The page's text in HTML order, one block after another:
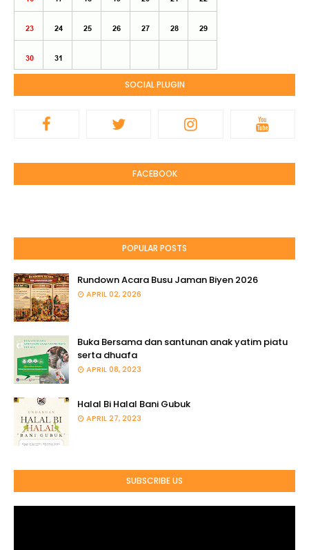
SOCIAL PLUGIN
FACEBOOK
POPULAR POSTS
Rundown Acara Busu Jaman Biyen 2026
APRIL 02, 2026
Buka Bersama dan santunan anak yatim piatu
serta dhuafa
APRIL 08, 2023
Halal Bi Halal Bani Gubuk
APRIL 27, 2023
SUBSCRIBE US